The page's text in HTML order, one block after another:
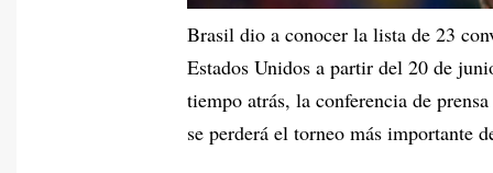
Brasil dio a conocer la lista de 23
Estados Unidos a partir del 20 de
tiempo atrás, la conferencia de
se perderá el torneo más importante